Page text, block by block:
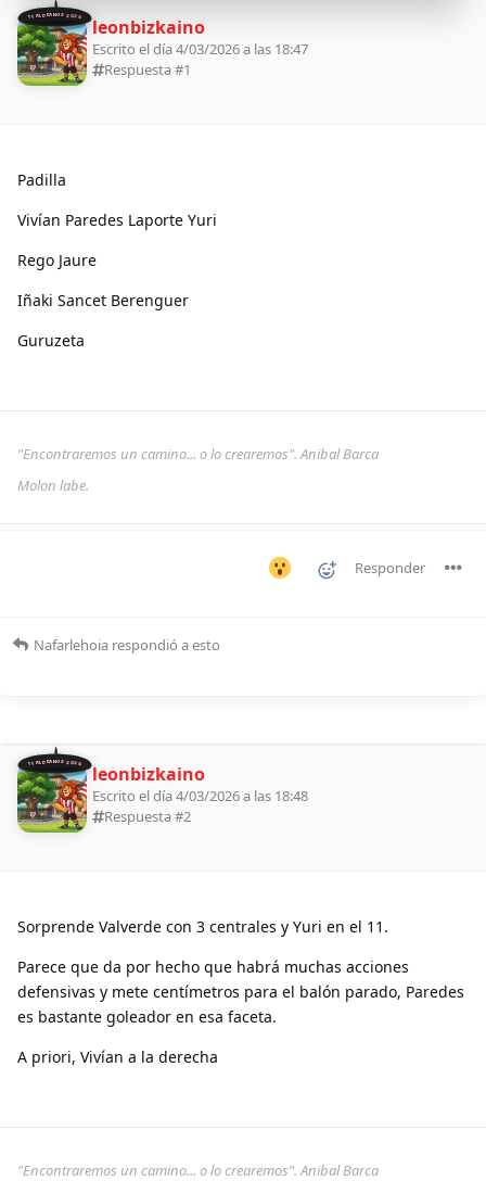
11 ALDEANOS 2026 leonbizkaino
Escrito el día 4/03/2026 a las 18:47
Respuesta #1
Padilla
Vivían Paredes Laporte Yuri
Rego Jaure
Iñaki Sancet Berenguer
Guruzeta
"Encontraremos un camino... o lo crearemos". Anibal Barca
Molon labe.
Responder
Nafarlehoia respondió a esto
11 ALDEANOS 2026 leonbizkaino
Escrito el día 4/03/2026 a las 18:48
Respuesta #2
Sorprende Valverde con 3 centrales y Yuri en el 11.
Parece que da por hecho que habrá muchas acciones
defensivas y mete centímetros para el balón parado, Paredes
es bastante goleador en esa faceta.
A priori, Vivían a la derecha
"Encontraremos un camino... o lo crearemos". Anibal Barca